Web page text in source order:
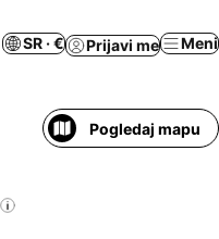
SR · € Prijavi me Meni
Pogledaj mapu